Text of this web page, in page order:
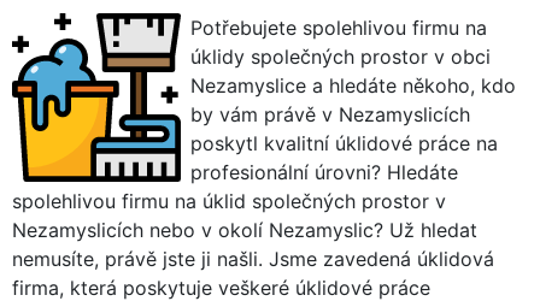
Potřebujete spolehlivou firmu na
úklidy společných prostor v obci
Nezamyslice a hledáte někoho, kdo
by vám právě v Nezamyslicích
poskytl kvalitní úklidové práce na
profesionální úrovni? Hledáte
spolehlivou firmu na úklid společných prostor v
Nezamyslicích nebo v okolí Nezamyslic? Už hledat
nemusíte, právě jste ji našli. Jsme zavedená úklidová
firma, která poskytuje veškeré úklidové práce